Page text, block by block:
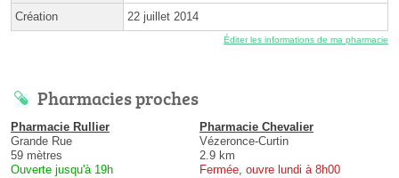
Création 22 juillet 2014
Éditer les informations de ma pharmacie
Pharmacies proches
Pharmacie Rullier
Grande Rue
59 mètres
Ouverte jusqu'à 19h
Pharmacie Chevalier
Vézeronce-Curtin
2.9 km
Fermée, ouvre lundi à 8h00